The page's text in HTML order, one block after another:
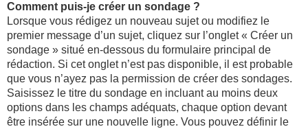
Comment puis-je créer un sondage ?
Lorsque vous rédigez un nouveau sujet ou modifiez le
premier message d’un sujet, cliquez sur l’onglet « Créer un
sondage » situé en-dessous du formulaire principal de
rédaction. Si cet onglet n’est pas disponible, il est probable
que vous n’ayez pas la permission de créer des sondages.
Saisissez le titre du sondage en incluant au moins deux
options dans les champs adéquats, chaque option devant
être insérée sur une nouvelle ligne. Vous pouvez définir le